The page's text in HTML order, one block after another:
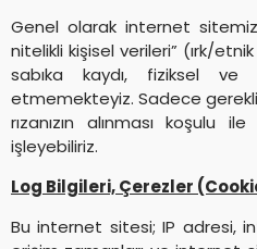
Genel olarak internet
nitelikli kişisel verileri” (ırk/
sabıka kaydı, fiziksel
etmemekteyiz. Sadece
rızanızın alınması koşulu
işleyebiliriz.
Log Bilgileri, Çerezler
Bu internet sitesi; IP adresi,